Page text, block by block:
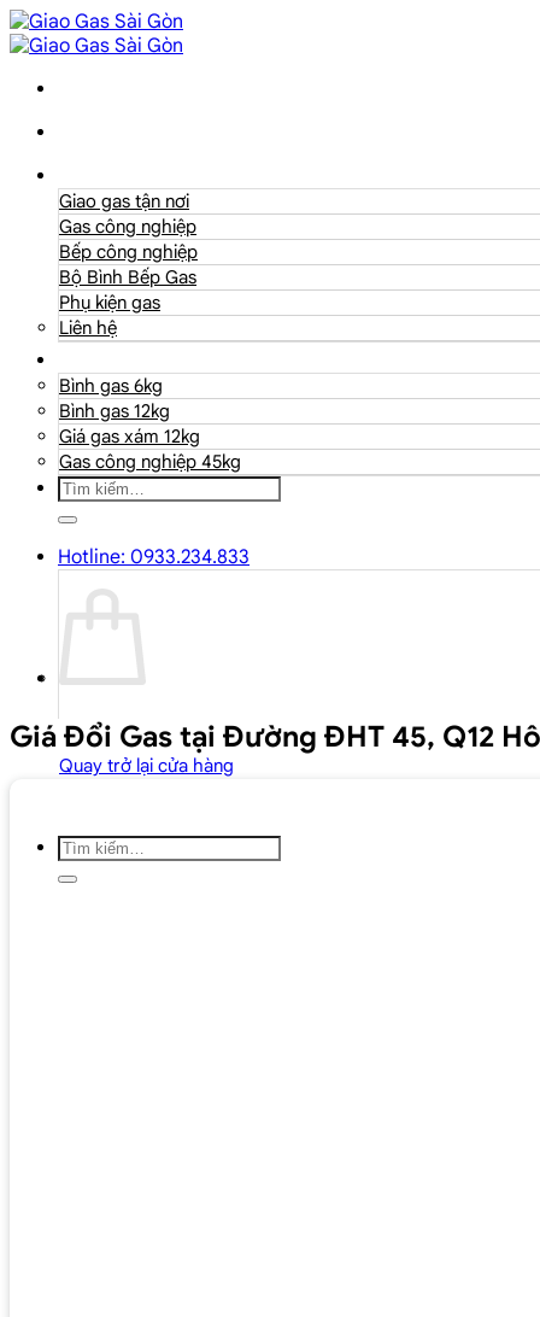
Giao gas tận nơi
Gas công nghiệp
Bếp công nghiệp
Bộ Bình Bếp Gas
Phụ kiện gas
Liên hệ
Bình gas 6kg
Bình gas 12kg
Giá gas xám 12kg
Gas công nghiệp 45kg
Tìm
kiếm:
Hotline: 0933.234.833
Quay trở lại cửa hàng
Tìm
kiếm:
Giá Đổi Gas tại Đường ĐHT 45, Q12